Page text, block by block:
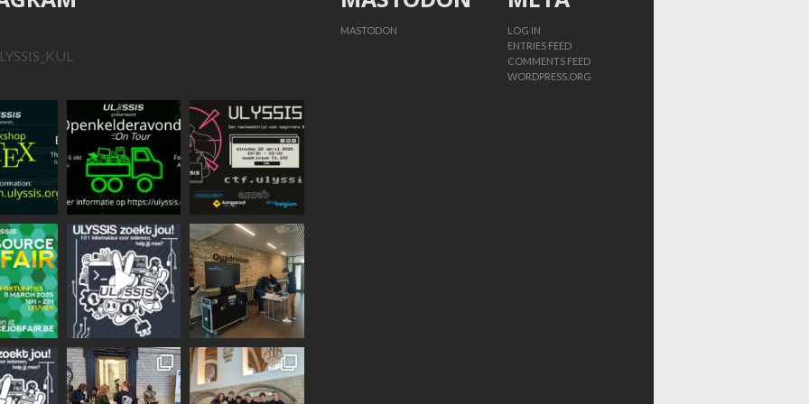
MASTODON
LOG IN
ENTRIES FEED
COMMENTS FEED
WORDPRESS.ORG